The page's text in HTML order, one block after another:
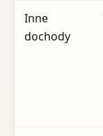
Inne
dochody